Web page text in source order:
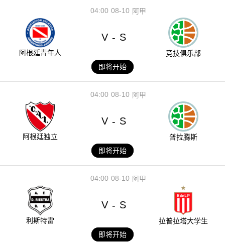
08-10
04:00 阿甲
阿根廷青年人
V - S
竞技俱乐部
即将开始
08-10
04:00 阿甲
阿根廷独立
V - S
普拉腾斯
即将开始
08-10
04:00 阿甲
利斯特雷
V - S
拉普拉塔大学生
即将开始